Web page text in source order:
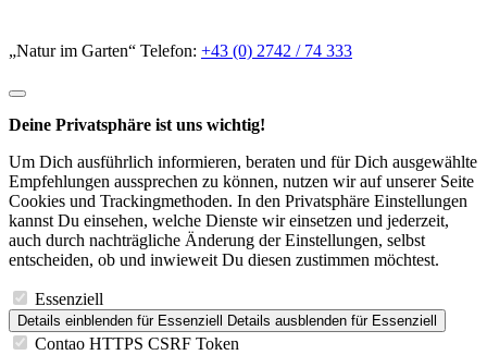
„Natur im Garten“ Telefon: +43 (0) 2742 / 74 333
Deine Privatsphäre ist uns wichtig!
Um Dich ausführlich informieren, beraten und für Dich ausgewählte
Empfehlungen aussprechen zu können, nutzen wir auf unserer Seite
Cookies und Trackingmethoden. In den Privatsphäre Einstellungen
kannst Du einsehen, welche Dienste wir einsetzen und jederzeit,
auch durch nachträgliche Änderung der Einstellungen, selbst
entscheiden, ob und inwieweit Du diesen zustimmen möchtest.
Essenziell
Details einblenden für Essenziell Details ausblenden für Essenziell
Contao HTTPS CSRF Token